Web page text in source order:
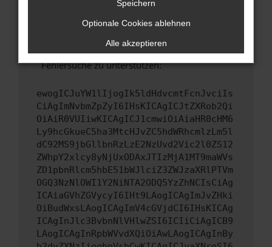
Wenn du alle oben genannten Schritte versucht
hast, kontaktiere uns bitte. Wir werden
versuchen, das Problem zu beheben. Du kannst
uns diesen Text schicken, um uns bei der
Fehlersuche zu unterstützen:
ewogICJuYW1lIjogIk5ldHdvcmtFcnJvciIs
CiAgImNvbmZpZyI6IHsKICAgICJtZXRob2Qi
OiAiR0VUIiwKICAgICJ1cmwiOiAiaHR0cHM6
Ly9hcGkueC5ha3MtcHJvZC5hdWRhcmlzLm5l
dC92MS9jbGllbnRzLzE2NzUvd2Vic2l0ZS12
ZWhpY2xlcy8yNjUxODAxJTIzMjA1MT9maWVs
ZD1pbnRlcm5hbE51bWJlciZ3ZWJzaXRlPTVm
OGQ3NzNlOWI1Y2NiNTA2ODQ5YzZhNCIsCiAg
ICAiaGVhZGVycyI6IHt9LAogICAgImJvZHki
OiBudWxsLAogICAgImV4cGVjdCI6IHsKICAg
ICAgInJlc3BvbnNlVHlwZSI6ICIiCiAgICB9
LAogICAgInRpbWVvdXQiOiAwLAogICAgInBy
Speichern
Optionale Cookies ablehnen
Alle akzeptieren